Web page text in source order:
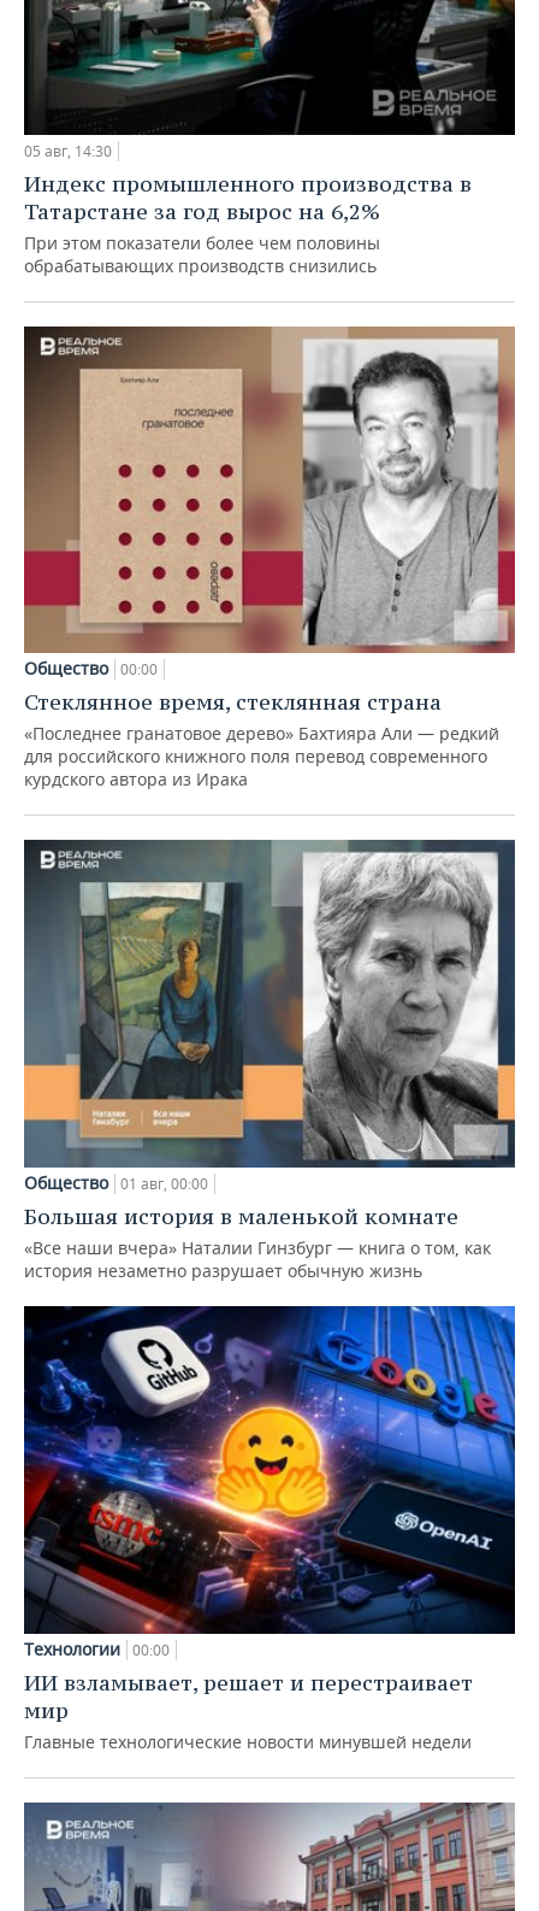
05 авг, 14:30
Индекс промышленного производства в
Татарстане за год вырос на 6,2%
При этом показатели более чем половины
обрабатывающих производств снизились
Общество 00:00
Стеклянное время, стеклянная страна
«Последнее гранатовое дерево» Бахтияра Али — редкий
для российского книжного поля перевод современного
курдского автора из Ирака
Общество 01 авг, 00:00
Большая история в маленькой комнате
«Все наши вчера» Наталии Гинзбург — книга о том, как
история незаметно разрушает обычную жизнь
Технологии 00:00
ИИ взламывает, решает и перестраивает
мир
Главные технологические новости минувшей недели